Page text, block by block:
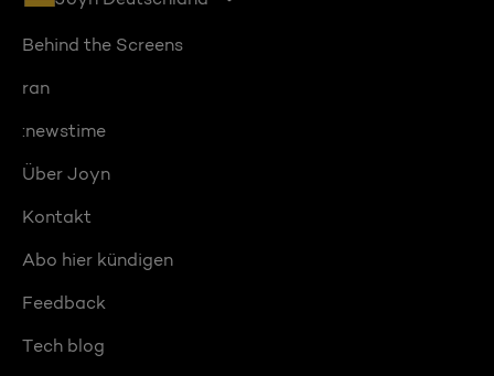
Behind the Screens
ran
:newstime
Über Joyn
Kontakt
Abo hier kündigen
Feedback
Tech blog